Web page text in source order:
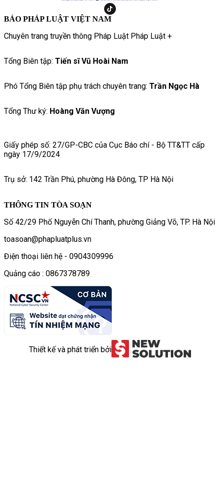
BÁO PHÁP LUẬT VIỆT NAM
Chuyên trang truyền thông Pháp Luật Pháp Luật +
Tổng Biên tập: Tiến sĩ Vũ Hoài Nam
Phó Tổng Biên tập phụ trách chuyên trang: Trần Ngọc Hà
Tổng Thư ký: Hoàng Văn Vượng
Giấy phép số: 27/GP-CBC của Cục Báo chí - Bộ TT&TT cấp
ngày 17/9/2024
Trụ sở: 142 Trần Phú, phường Hà Đông, TP Hà Nội
THÔNG TIN TÒA SOẠN
Số 42/29 Phố Nguyễn Chí Thanh, phường Giảng Võ, TP. Hà Nội
toasoan@phapluatplus.vn
Điện thoại liên hệ - 0904309996
Quảng cáo : 0867378789
Thiết kế và phát triển bởi